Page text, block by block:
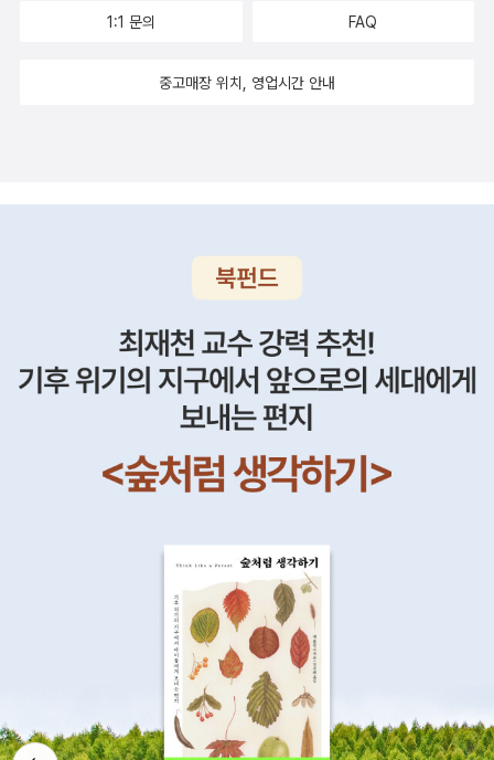
~'라고 말하는거에요.그래서 '과학, 즉 초등과학에서 물리가 어려운
진!!!'이라면서 엄지척해주었습니다.저도 아이와 함께 과학공화국 물
에피소드를 담아낸 이야기책 같았어요.ㅎㅎㅎ최고최고!!!너무나도 이
의 역할을 과연 얼마나 할지걱정할 필요가 없어요과학성적 끌어올리
기를 통해서개념을 한번 더 잡아줍니다.초등과학전집인 과학공화국
물리법정 2. 물리와 생활을 읽고어떤 활동을 할 것인지 물었더니..본
인이 초등과학을 위해서 읽은이 과학공화국 물리법정 2. 물리와 생활
내용 중에서인상깊에 읽었던 <멈추지 않는 공포의 그네> 내용을우주
와 지구의 공간으로 나누어서 본인이 무중력 운동에 대해서설명해보
고 싶다고 활동해보았습니다.초등과학에서 물리라는 부분을 재미있
고 흥미로운 시간으로만들어준 과학공화국 물리법정 시간이었습니
와 흥미를 갖게해주는과학공화국 법정시리즈를 초등과학필독서로 꼭
추천드립니다.<출판사로부터 도서만 협찬받아 솔직하게 작성된 후기
뒤로가
1:1 문의 FAQ
중고매장 위치, 영업시간 안내